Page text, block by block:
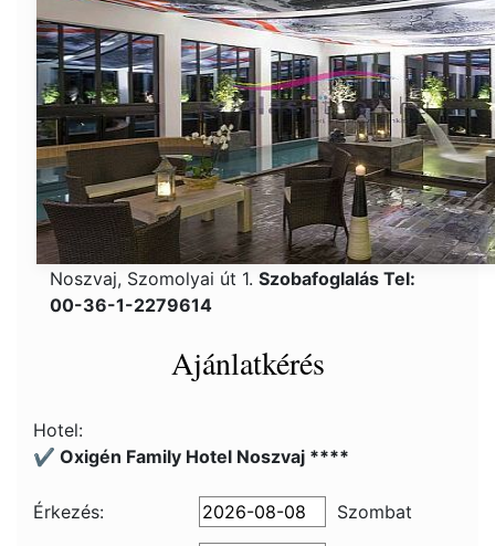
Noszvaj, Szomolyai út 1. Szobafoglalás Tel:
00-36-1-2279614
Ajánlatkérés
Hotel:
✔️ Oxigén Family Hotel Noszvaj ****
Érkezés: Szombat